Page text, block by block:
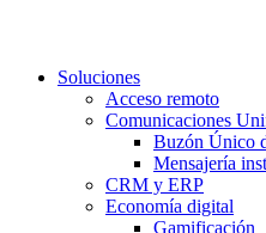
Soluciones
Acceso remoto
Comunicaciones
Buzón Único
Mensajería
CRM y ERP
Economía digital
Gamificación